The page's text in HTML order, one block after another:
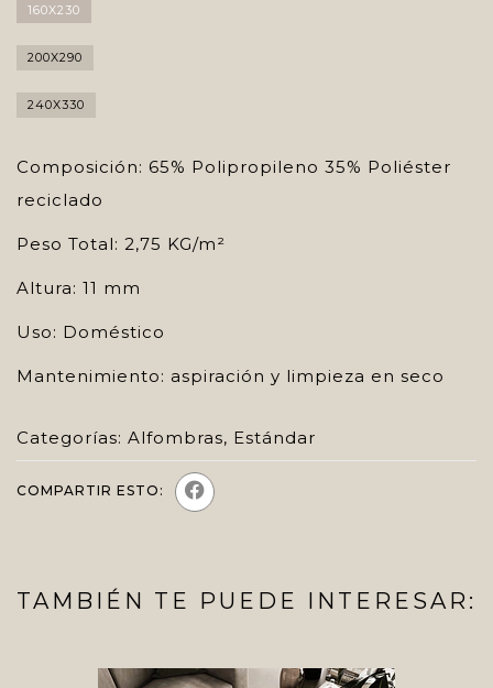
160X230
200X290
240X330
Composición: 65% Polipropileno 35% Poliéster
reciclado
Peso Total: 2,75 KG/m²
Altura: 11 mm
Uso: Doméstico
Mantenimiento: aspiración y limpieza en seco
Categorías: Alfombras, Estándar
COMPARTIR ESTO:
TAMBIÉN TE PUEDE INTERESAR: